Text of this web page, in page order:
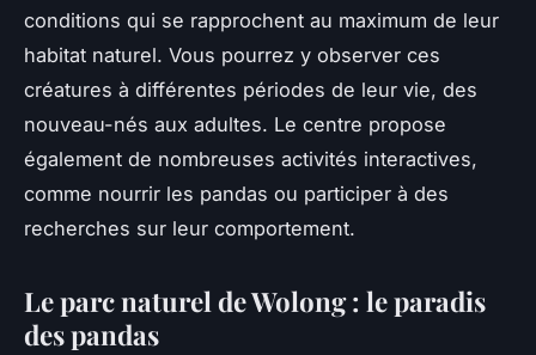
conditions qui se rapprochent au maximum de leur
habitat naturel. Vous pourrez y observer ces
créatures à différentes périodes de leur vie, des
nouveau-nés aux adultes. Le centre propose
également de nombreuses activités interactives,
comme nourrir les pandas ou participer à des
recherches sur leur comportement.
Le parc naturel de Wolong : le paradis
des pandas